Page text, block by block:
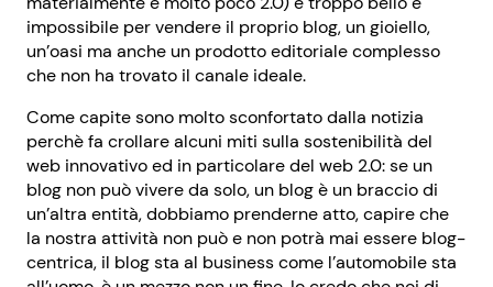
impossibile per vendere il proprio blog, un gioiello,
un’oasi ma anche un prodotto editoriale complesso
che non ha trovato il canale ideale.
Come capite sono molto sconfortato dalla notizia
perchè fa crollare alcuni miti sulla sostenibilità del
web innovativo ed in particolare del web 2.0: se un
blog non può vivere da solo, un blog è un braccio di
un’altra entità, dobbiamo prenderne atto, capire che
la nostra attività non può e non potrà mai essere blog-
centrica, il blog sta al business come l’automobile sta